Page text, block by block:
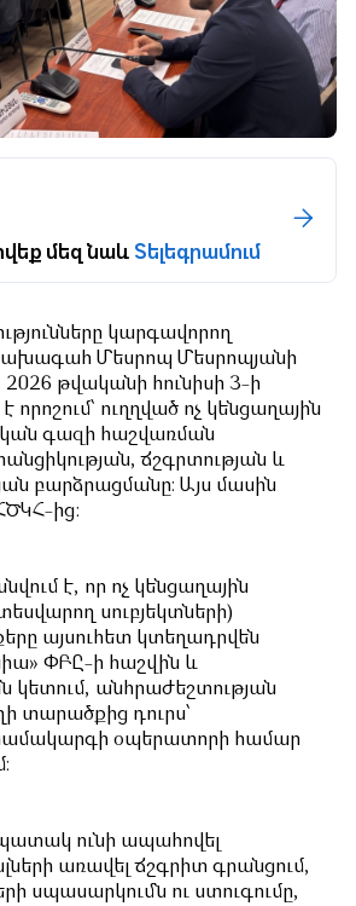
մեզ նաևՏելեգրամում
կարգավորող
Մեսրոպ Մեսրոպյանի
թվականի հունիսի 3-ի
որոշում՝ ուղղված ոչ կենցաղային
գազի հաշվառման
ճշգրտության և
բարձրացմանը։ Այս մասին
ից:
է, որ ոչ կենցաղային
սուբյեկտների)
այսուհետ կտեղադրվեն
ՓԲԸ-ի հաշվին և
անհրաժեշտության
տարածքից դուրս՝
օպերատորի համար
ունի ապահովել
առավել ճշգրիտ գրանցում,
սպասարկումն ու ստուգումը,